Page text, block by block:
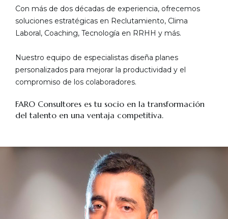
Con más de dos décadas de experiencia, ofrecemos
soluciones estratégicas en Reclutamiento, Clima
Laboral, Coaching, Tecnología en RRHH y más.
Nuestro equipo de especialistas diseña planes
personalizados para mejorar la productividad y el
compromiso de los colaboradores.
FARO Consultores es tu socio en la transformación
del talento en una ventaja competitiva.